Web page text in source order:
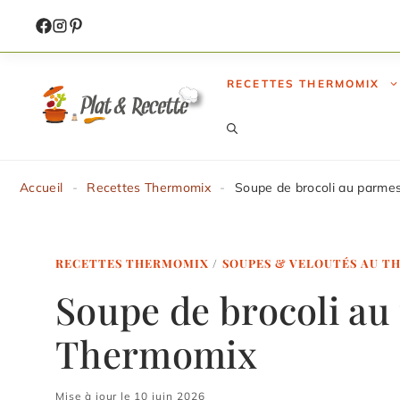
contenu
RECETTES THERMOMIX
Accueil - Recettes Thermomix - Soupe de brocoli au
RECETTES THERMOMIX / SOUPES & VELOUTÉS AU
Soupe de brocoli
Thermomix
Mise à jour le 10 juin 2026